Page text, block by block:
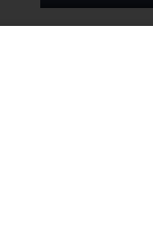
Play